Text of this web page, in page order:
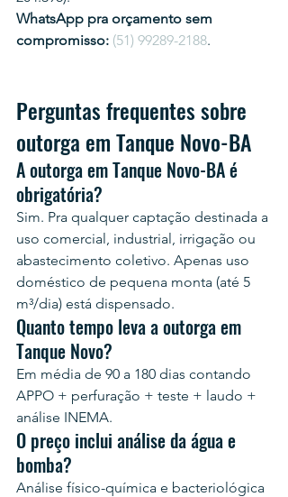
WhatsApp pra orçamento sem
compromisso: (51) 99289-2188.
Perguntas frequentes sobre
outorga em Tanque Novo-BA
A outorga em Tanque Novo-BA é
obrigatória?
Sim. Pra qualquer captação destinada a
uso comercial, industrial, irrigação ou
abastecimento coletivo. Apenas uso
doméstico de pequena monta (até 5
m³/dia) está dispensado.
Quanto tempo leva a outorga em
Tanque Novo?
Em média de 90 a 180 dias contando
APPO + perfuração + teste + laudo +
análise INEMA.
O preço inclui análise da água e
bomba?
Análise físico-química e bacteriológica